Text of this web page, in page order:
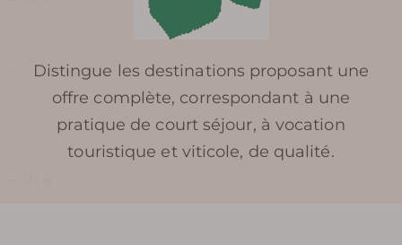
DISTINCTIONS
RÉSERVER
Distingue les destinations proposant une
offre complète, correspondant à une
pratique de court séjour, à vocation
touristique et viticole, de qualité.